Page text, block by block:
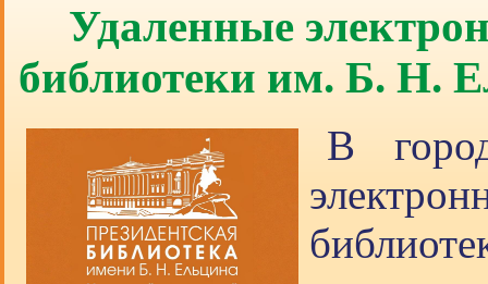
Удаленные
библиотеки им. Б. Н.
В